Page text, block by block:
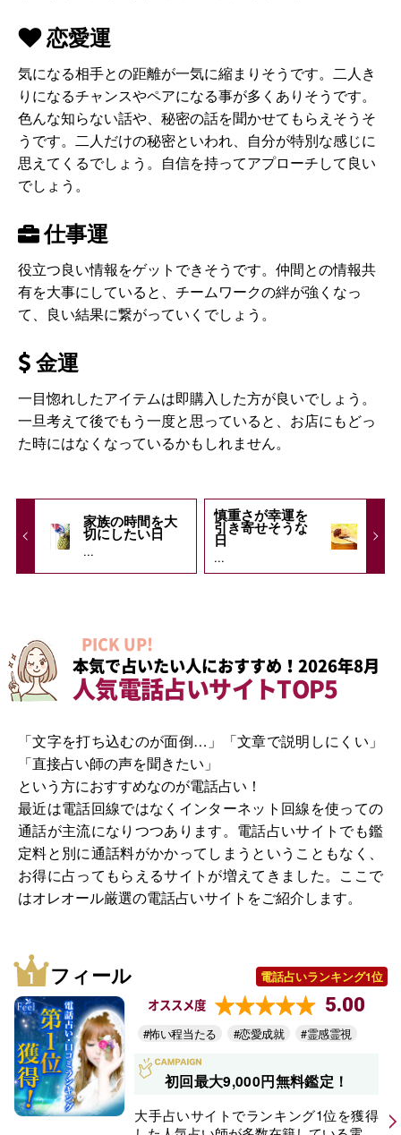
恋愛運
気になる相手との距離が一気に縮まりそうです。二人き
りになるチャンスやペアになる事が多くありそうです。
色んな知らない話や、秘密の話を聞かせてもらえそうそ
うです。二人だけの秘密といわれ、自分が特別な感じに
思えてくるでしょう。自信を持ってアプローチして良い
でしょう。
仕事運
役立つ良い情報をゲットできそうです。仲間との情報共
有を大事にしていると、チームワークの絆が強くなっ
て、良い結果に繋がっていくでしょう。
金運
一目惚れしたアイテムは即購入した方が良いでしょう。
一旦考えて後でもう一度と思っていると、お店にもどっ
た時にはなくなっているかもしれません。
家族の時間を大
切にしたい日
...
慎重さが幸運を
引き寄せそうな
日
...
PICK UP!
本気で占いたい人におすすめ！2026年8月
人気電話占いサイトTOP5
「文字を打ち込むのが面倒…」「文章で説明しにくい」
「直接占い師の声を聞きたい」
という方におすすめなのが電話占い！
最近は電話回線ではなくインターネット回線を使っての
通話が主流になりつつあります。電話占いサイトでも鑑
定料と別に通話料がかかってしまうということもなく、
お得に占ってもらえるサイトが増えてきました。ここで
はオレオール厳選の電話占いサイトをご紹介します。
フィール 電話占いランキング1位
オススメ度 5.00
#怖い程当たる #恋愛成就 #霊感霊視
初回最大9,000円無料鑑定！
大手占いサイトでランキング1位を獲得